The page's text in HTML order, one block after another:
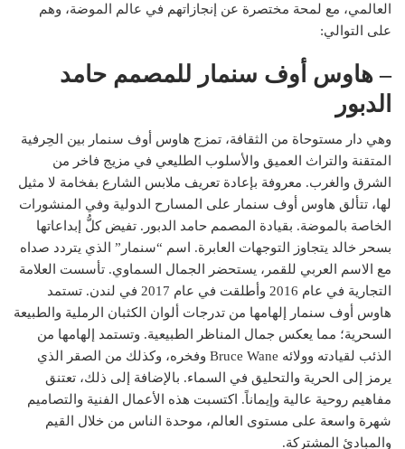
العالمي، مع لمحة مختصرة عن إنجازاتهم في عالم الموضة، وهم
على التوالي:
– هاوس أوف سنمار للمصمم حامد
الدبور
وهي دار مستوحاة من الثقافة، تمزج هاوس أوف سنمار بين الحِرفية
المتقنة والتراث العميق والأسلوب الطليعي في مزيج فاخر من
الشرق والغرب. معروفة بإعادة تعريف ملابس الشارع بفخامة لا مثيل
لها، تتألق هاوس أوف سنمار على المسارح الدولية وفي المنشورات
الخاصة بالموضة. بقيادة المصمم حامد الدبور. تفيض كلُّ إبداعاتها
بسحر خالد يتجاوز التوجهات العابرة. اسم “سنمار” الذي يتردد صداه
مع الاسم العربي للقمر، يستحضر الجمال السماوي. تأسست العلامة
التجارية في عام 2016 وأطلقت في عام 2017 في لندن. تستمد
هاوس أوف سنمار إلهامها من تدرجات ألوان الكثبان الرملية والطبيعة
السحرية؛ مما يعكس جمال المناظر الطبيعية. وتستمد إلهامها من
الذئب لقيادته وولائه Bruce Wane وفخره، وكذلك من الصقر الذي
يرمز إلى الحرية والتحليق في السماء. بالإضافة إلى ذلك، تعتنق
مفاهيم روحية عالية وإيماناً. اكتسبت هذه الأعمال الفنية والتصاميم
شهرة واسعة على مستوى العالم، موحدة الناس من خلال القيم
والمبادئ المشتركة.